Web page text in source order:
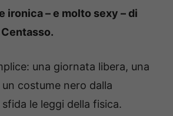
ironica – e molto sexy – di
una giornata libera, una
costume nero dalla
sfida le leggi della fisica.